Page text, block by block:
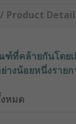
/ Product
ที่คล้ายกันโดยเ
งน้อยหนึ่งรายก
หมด